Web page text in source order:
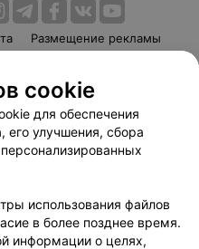
Размещение рекламы
Способы оплаты
Партнеры
103.by
данных
cookie
для обеспечения
его улучшения, сбора
использования файлов
в более позднее время.
информации о целях,